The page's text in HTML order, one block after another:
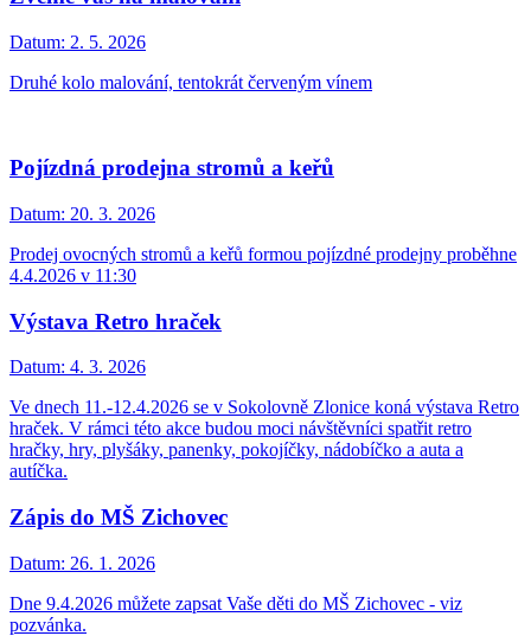
Datum: 2. 5. 2026
Druhé kolo malování, tentokrát červeným vínem
Pojízdná prodejna stromů a keřů
Datum: 20. 3. 2026
Prodej ovocných stromů a keřů formou pojízdné prodejny proběhne
4.4.2026 v 11:30
Výstava Retro hraček
Datum: 4. 3. 2026
Ve dnech 11.-12.4.2026 se v Sokolovně Zlonice koná výstava Retro
hraček. V rámci této akce budou moci návštěvníci spatřit retro
hračky, hry, plyšáky, panenky, pokojíčky, nádobíčko a auta a
autíčka.
Zápis do MŠ Zichovec
Datum: 26. 1. 2026
Dne 9.4.2026 můžete zapsat Vaše děti do MŠ Zichovec - viz
pozvánka.